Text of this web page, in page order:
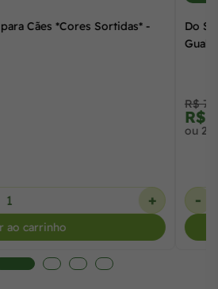
para Cães *Cores Sortidas* -
PIX
+
ao carrinho